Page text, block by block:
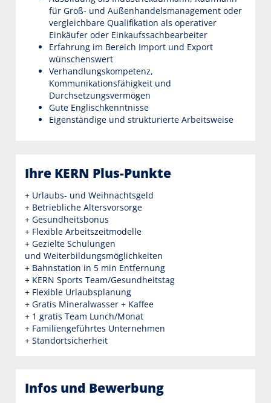
für Groß- und Außenhandelsmanagement oder
vergleichbare Qualifikation als operativer
Einkäufer oder Einkaufssachbearbeiter
Erfahrung im Bereich Import und Export
wünschenswert
Verhandlungskompetenz,
Kommunikationsfähigkeit und
Durchsetzungsvermögen
Gute Englischkenntnisse
Eigenständige und strukturierte Arbeitsweise
Ihre KERN Plus-Punkte
+ Urlaubs- und Weihnachtsgeld
+ Betriebliche Altersvorsorge
+ Gesundheitsbonus
+ Flexible Arbeitszeitmodelle
+ Gezielte Schulungen
und Weiterbildungsmöglichkeiten
+ Bahnstation in 5 min Entfernung
+ KERN Sports Team/Gesundheitstag
+ Flexible Urlaubsplanung
+ Gratis Mineralwasser + Kaffee
+ 1 gratis Team Lunch/Monat
+ Familiengeführtes Unternehmen
+ Standortsicherheit
Infos und Bewerbung